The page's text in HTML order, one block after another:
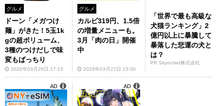
グルメ
ドーン「メガつけ
麺」がきた！5玉1k
gの超ボリューム、
3種のつけだしで味
変もばっちり
2026年03月26日 17:15
グルメ
カルビ319円、1.5倍
の増量メニューも。
3月「肉の日」開催
中
2026年03月27日 15:00
「世界で最も高級な
犬猫ランキング」2
億円以上に暴騰して
暴落した悲運の犬と
は？
PR Skyrocket株式会社
AD AD